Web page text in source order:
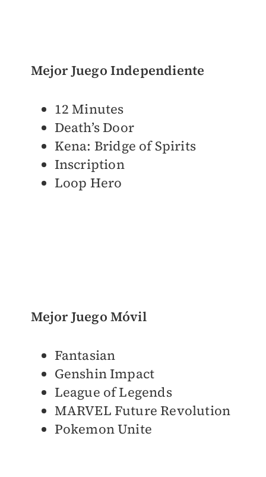
Mejor Juego Independiente
12 Minutes
Death’s Door
Kena: Bridge of Spirits
Inscription
Loop Hero
Mejor Juego Móvil
Fantasian
Genshin Impact
League of Legends
MARVEL Future Revolution
Pokemon Unite